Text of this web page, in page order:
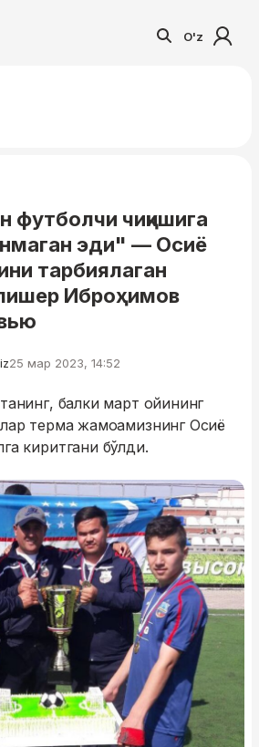
O'z
футболчи чиқишига
эди" — Осиё
тарбиялаган
Иброҳимов
25 мар 2023, 14:52
балки март ойининг
терма жамоамизнинг Осиё
киритгани бўлди.